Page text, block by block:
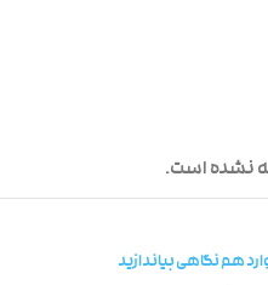
نشده است.
هم نگاهی بیاندازید